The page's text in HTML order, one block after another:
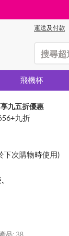
運送及付款
飛機杯
九五折優惠
+九折
下次購物時使用)
產品: 38